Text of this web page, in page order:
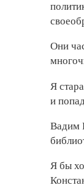
Они
Я
и
Вадим
Я бы